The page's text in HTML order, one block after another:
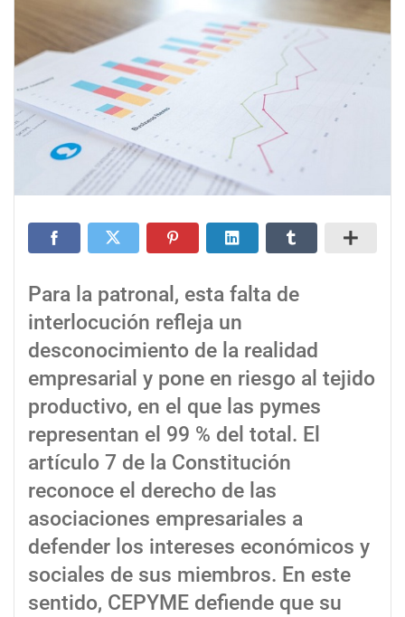
Para la patronal, esta falta de
interlocución refleja un
desconocimiento de la realidad
empresarial y pone en riesgo al tejido
productivo, en el que las pymes
representan el 99 % del total. El
artículo 7 de la Constitución
reconoce el derecho de las
asociaciones empresariales a
defender los intereses económicos y
sociales de sus miembros. En este
sentido, CEPYME defiende que su